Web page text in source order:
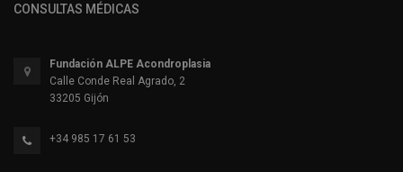
CONSULTAS MÉDICAS
Fundación ALPE Acondroplasia
Calle Conde Real Agrado, 2
33205 Gijón
+34 985 17 61 53